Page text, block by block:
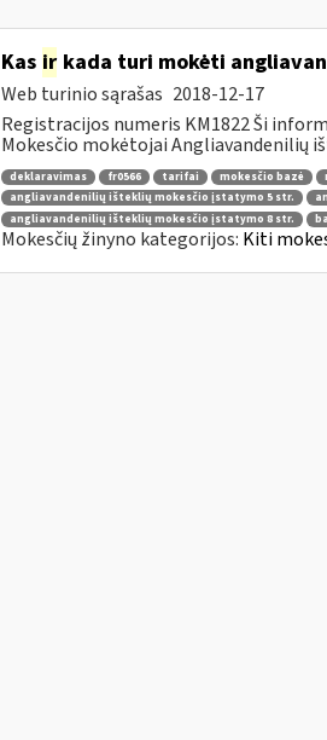
Kas irkada turi mokėti
Web turinio sąrašas 2018-12-17
Registracijos numeris KM1822 Ši
Mokesčio mokėtojai Angliavandenilių
deklaravimas fr0566 tarifai mokesčio bazė
angliavandenilių išteklių mokesčio įstatymo 5 str.
angliavandenilių išteklių mokesčio įstatymo 8 str.
Mokesčių žinyno kategorijos: Kiti